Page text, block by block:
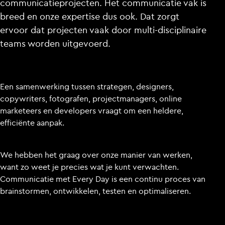
communicatieprojecten. Het communicatie vak is
breed en onze expertise dus ook. Dat zorgt
ervoor dat projecten vaak door multi-disciplinaire
teams worden uitgevoerd.
Een samenwerking tussen strategen, designers,
copywriters, fotografen, projectmanagers, online
marketeers en developers vraagt om een heldere,
efficiënte aanpak.
We hebben het graag over onze manier van werken,
want zo weet je precies wat je kunt verwachten.
Communicatie met Every Day is een continu proces van
brainstormen, ontwikkelen, testen en optimaliseren.